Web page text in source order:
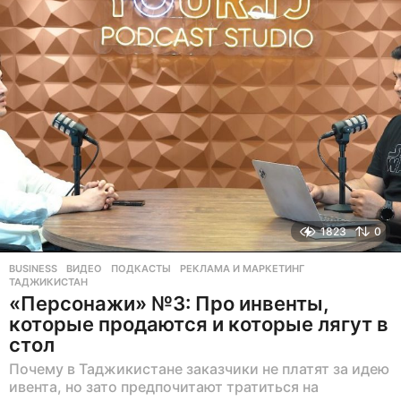
з
а
д
1823 0
BUSINESS ВИДЕО ,ПОДКАСТЫ ,РЕКЛАМА И МАРКЕТИНГ
ТАДЖИКИСТАН
«Персонажи» №3: Про инвенты,
которые продаются и которые лягут в
стол
Почему в Таджикистане заказчики не платят за идею
ивента, но зато предпочитают тратиться на